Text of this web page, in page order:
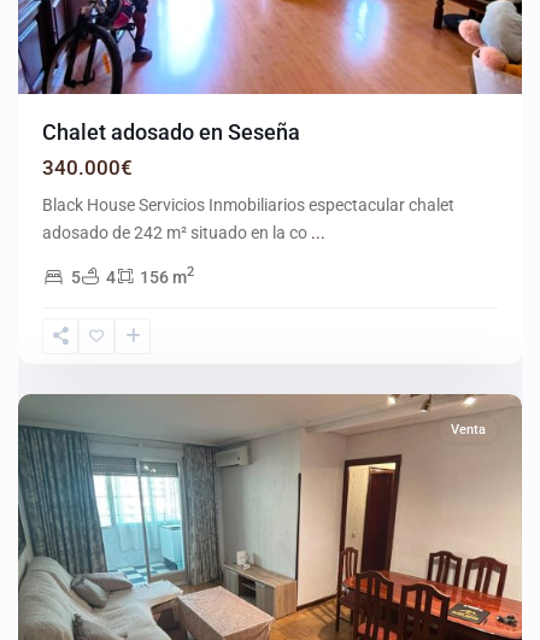
Chalet adosado en Seseña
340.000€
Black House Servicios Inmobiliarios espectacular chalet
adosado de 242 m² situado en la co ...
5 4 156 m2
Venta